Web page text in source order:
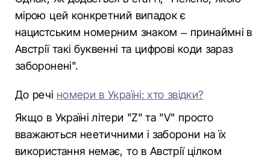
мірою цей конкретний випадок є
нацистським номерним знаком – принаймні в
Австрії такі буквенні та цифрові коди зараз
заборонені".
До речі номери в Україні: хто звідки?
Якщо в Україні літери "Z" та "V" просто
вважаються неетичними і заборони на їх
використання немає, то в Австрії цілком